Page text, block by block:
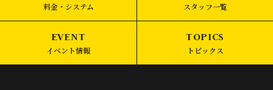
料金・システム スタッフ一覧
イベント情報 トピックス